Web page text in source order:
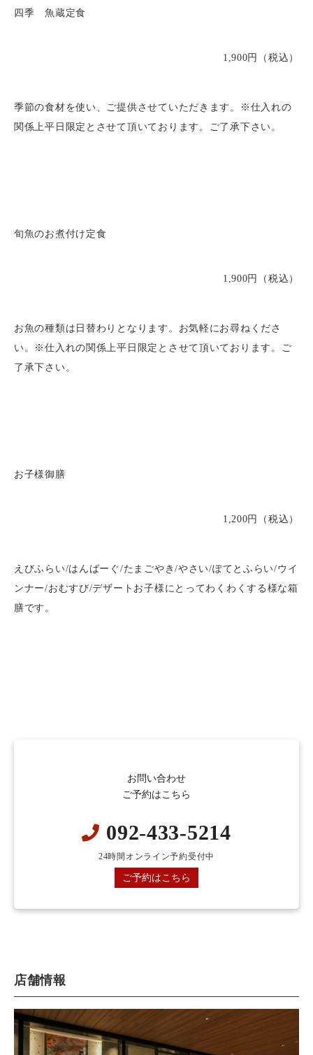
四季 魚蔵定食
1,900円（税込）
季節の食材を使い、ご提供させていただきます。※仕入れの
関係上平日限定とさせて頂いております。ご了承下さい。
旬魚のお煮付け定食
1,900円（税込）
お魚の種類は日替わりとなります。お気軽にお尋ねくださ
い。※仕入れの関係上平日限定とさせて頂いております。ご
了承下さい。
お子様御膳
1,200円（税込）
えびふらい/はんばーぐ/たまごやき/やさい/ぽてとふらい/ウイ
ンナー/おむすび/デザートお子様にとってわくわくする様な箱
膳です。
お問い合わせ
ご予約はこちら
092-433-5214
24時間オンライン予約受付中
ご予約はこちら
店舗情報